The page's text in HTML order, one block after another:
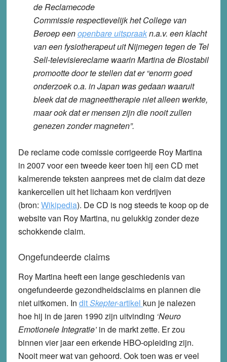
de Reclamecode
Commissie respectievelijk het College van
Beroep eenopenbare uitspraakn.a.v. een klacht
van een fysiotherapeut uit Nijmegen tegen de Tel
Sell-televisiereclame waarin Martina de Biostabil
promootte door te stellen dat er “enorm goed
onderzoek o.a. in Japan was gedaan waaruit
bleek dat de magneettherapie niet alleen werkte,
maar ook dat er mensen zijn die nooit zullen
genezen zonder magneten”.
De reclame code comissie corrigeerde Roy Martina
in 2007 voor een tweede keer toen hij een CD met
kalmerende teksten aanprees met de claim dat deze
kankercellen uit het lichaam kon verdrijven
(bron: Wikipedia). De CD is nog steeds te koop op de
website van Roy Martina, nu gelukkig zonder deze
schokkende claim.
Ongefundeerde claims
Roy Martina heeft een lange geschiedenis van
ongefundeerde gezondheids­claims en plannen die
niet uitkomen. In ditSkepter-artikel kun je nalezen
hoe hij in de jaren 1990 zijn uitvinding ‘Neuro
Emotionele Integratie’in de markt zette. Er zou
binnen vier jaar een erkende HBO-opleiding zijn.
Nooit meer wat van gehoord. Ook toen was er veel